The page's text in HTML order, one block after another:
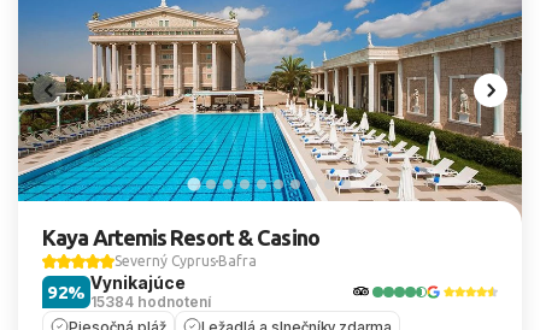
Kaya Artemis Resort & Casino
Severný Cyprus Bafra
Vynikajúce
15384 hodnotení
92%
Piesočná pláž
Ležadlá a slnečníky zdarma